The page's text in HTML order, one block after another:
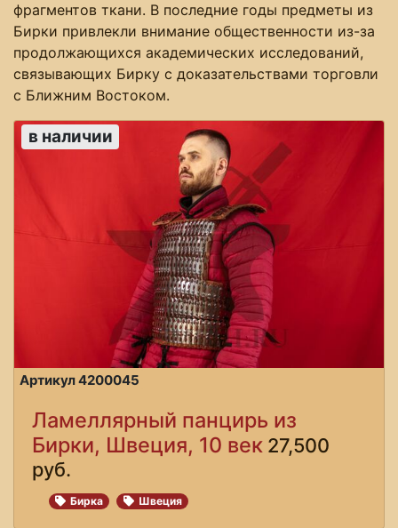
фрагментов ткани. В последние годы предметы из
Бирки привлекли внимание общественности из-за
продолжающихся академических исследований,
связывающих Бирку с доказательствами торговли
с Ближним Востоком.
Артикул 4200045
в наличии
Ламеллярный панцирь из
Бирки, Швеция, 10 век 27,500
руб.
Бирка Швеция